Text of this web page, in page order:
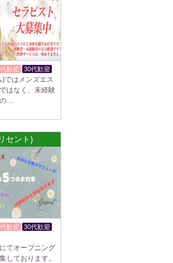
労されている
ます。 セクハ
！」「もっと
でサポートし
い！」「もっと
力でサポートし
！」「もっと
でサポートし
歓迎 30代歓迎
ではメンズエス
はなく、未経験
の…
セント)
歓迎
30代歓迎
てオープニング
しております。